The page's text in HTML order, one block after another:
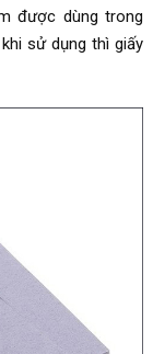
được dùng trong
sử dụng thì giấy